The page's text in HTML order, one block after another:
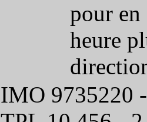
pour
heure
IMO 9735220